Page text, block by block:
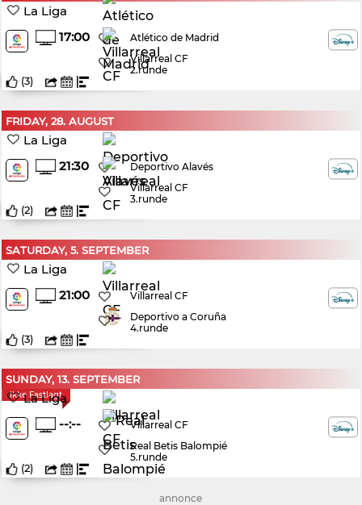
La Liga
17:00
Atlético de Madrid
Villarreal CF
2.runde
(3)
FRIDAY, 28. AUGUST
La Liga
21:30
Deportivo Alavés
Villarreal CF
3.runde
(2)
SATURDAY, 5. SEPTEMBER
La Liga
21:00
Villarreal CF
Deportivo a Coruña
4.runde
(3)
SUNDAY, 13. SEPTEMBER
Ikke Fastlagt
La Liga
--:--
Villarreal CF
Real Betis Balompié
5.runde
(2)
annonce